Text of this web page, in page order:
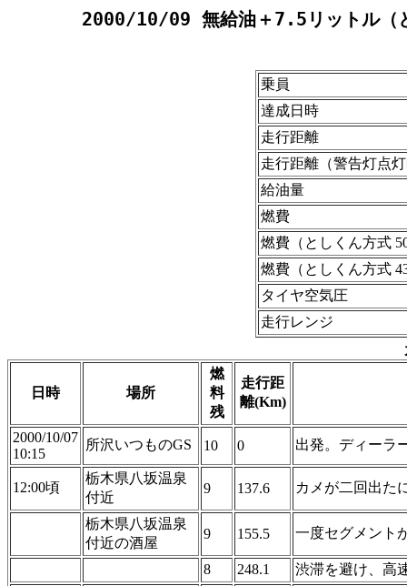
2000/10/09 無給油＋7.5リットル（
乗員
達成日時
走行距離
走行距離（警告灯点
給油量
燃費
燃費（としくん方式
燃費（としくん方式
タイヤ空気圧
走行レンジ
日時 場所
燃
料
残
走行距
離(Km)
2000/10/07
10:15
所沢いつものGS 10 0 出発。ディーラ
12:00頃
栃木県八坂温泉
付近
9 137.6 カメが二回出た
栃木県八坂温泉
付近の酒屋
9 155.5 一度セグメント
8 248.1
渋滞を避け、高